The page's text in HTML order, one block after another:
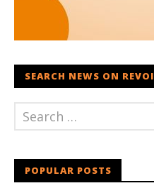
SEARCH NEWS ON REVOI
POPULAR POSTS